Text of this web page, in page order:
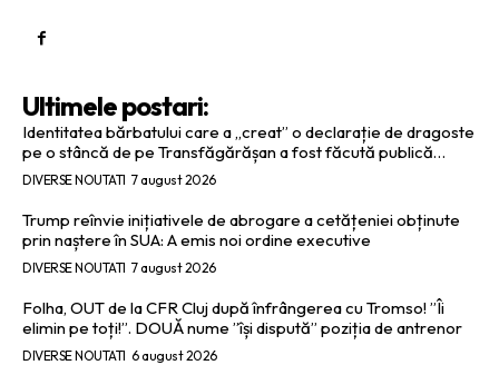
Ultimele postari:
Identitatea bărbatului care a „creat” o declarație de dragoste
pe o stâncă de pe Transfăgărășan a fost făcută publică…
DIVERSE NOUTATI 7 august 2026
Trump reînvie inițiativele de abrogare a cetățeniei obținute
prin naștere în SUA: A emis noi ordine executive
DIVERSE NOUTATI 7 august 2026
Folha, OUT de la CFR Cluj după înfrângerea cu Tromso! ”Îi
elimin pe toți!”. DOUĂ nume ”își dispută” poziția de antrenor
DIVERSE NOUTATI 6 august 2026